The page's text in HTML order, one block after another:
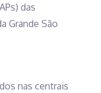
das
Grande São
nas centrais